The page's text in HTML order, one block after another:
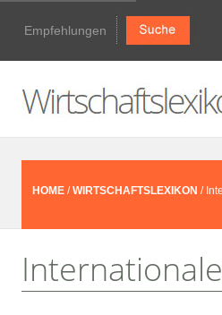
Empfehlungen
HOME /WIRTSCHAFTSLEXIKON /